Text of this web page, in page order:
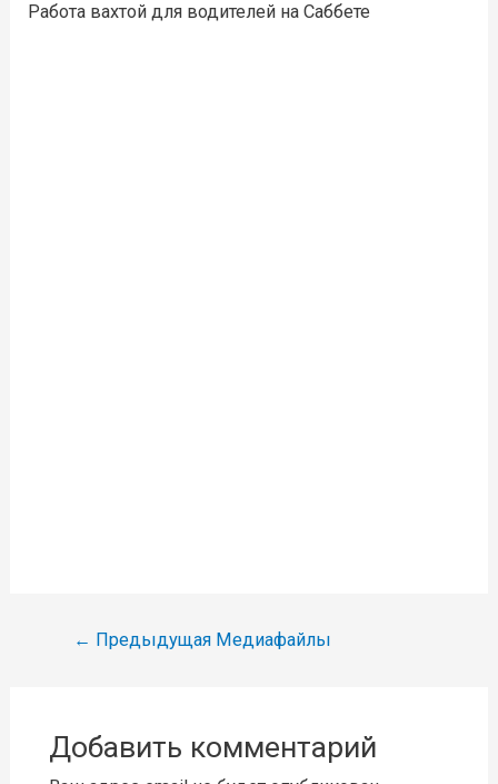
Работа вахтой для водителей на Саббете
Навигация
← Предыдущая Медиафайлы
Добавить комментарий